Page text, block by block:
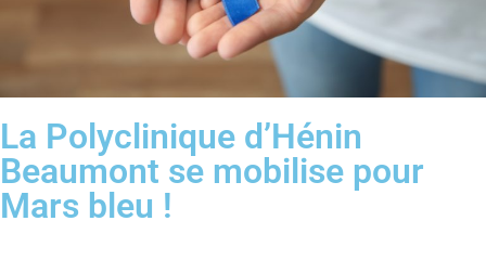
La Polyclinique d’Hénin
Beaumont se mobilise pour
Mars bleu !